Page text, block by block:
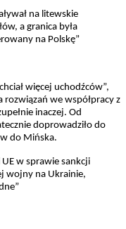
na litewskie
a granica była
na Polskę”
więcej uchodźców”,
we współpracy z
inaczej. Od
doprowadziło do
do Mińska.
w sprawie sankcji
wojny na Ukrainie,